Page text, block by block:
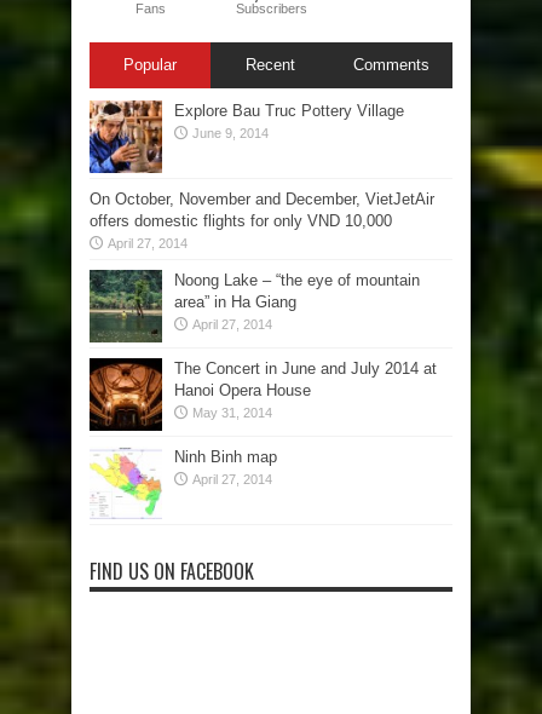
Fans Subscribers
Popular Recent Comments
Explore Bau Truc Pottery Village
June 9, 2014
On October, November and December, VietJetAir
offers domestic flights for only VND 10,000
April 27, 2014
Noong Lake – “the eye of mountain
area” in Ha Giang
April 27, 2014
The Concert in June and July 2014 at
Hanoi Opera House
May 31, 2014
Ninh Binh map
April 27, 2014
FIND US ON FACEBOOK